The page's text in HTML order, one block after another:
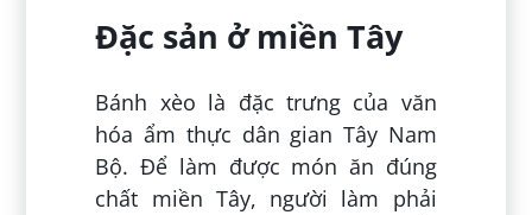
Đặc sản ở miền Tây
Bánh xèo là đặc trưng của văn
hóa ẩm thực dân gian Tây Nam
Bộ. Để làm được món ăn đúng
chất miền Tây, người làm phải